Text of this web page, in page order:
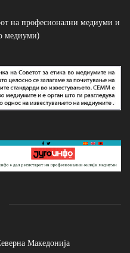
на професионални медиуми и
медиуми)
Македонија